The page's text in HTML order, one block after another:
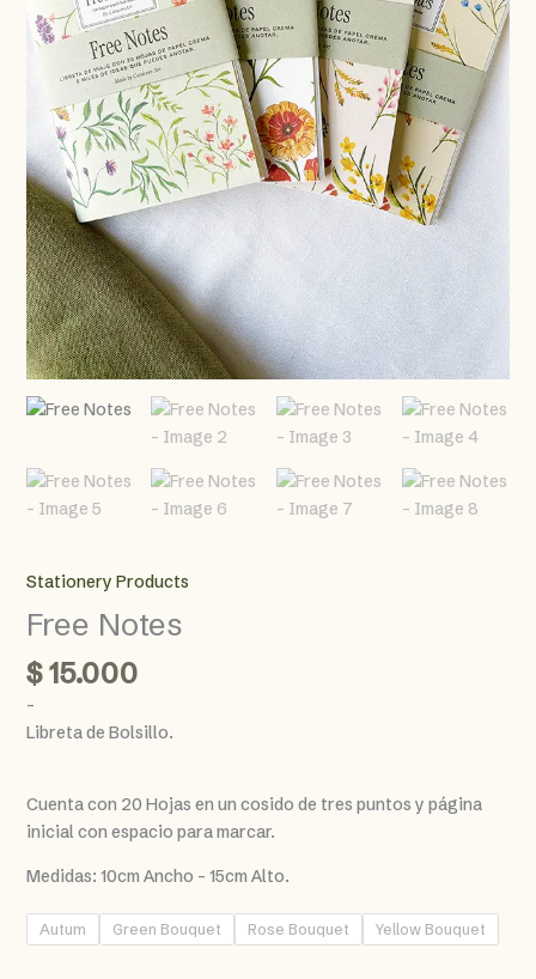
Stationery Products
Free Notes
$15.000
–
Libreta de Bolsillo.
Cuenta con 20 Hojas en un cosido de tres puntos y página
inicial con espacio para marcar.
Medidas: 10cm Ancho – 15cm Alto.
Autum Green Bouquet Rose Bouquet Yellow Bouquet